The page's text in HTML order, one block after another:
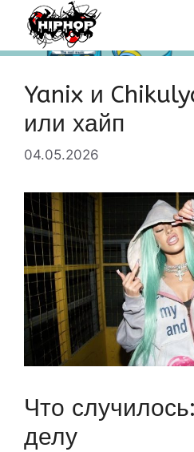
Перейти
содержимому
Yanix и
или хайп
04.05.2026
Что
делу